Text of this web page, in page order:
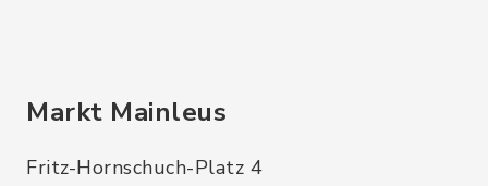
Markt Mainleus
Fritz-Hornschuch-Platz 4